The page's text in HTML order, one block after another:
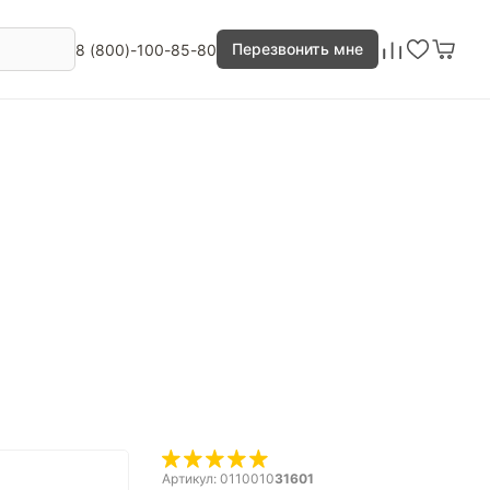
8 (800)-100-85-80 Перезвонить мне
Артикул: 011001031601